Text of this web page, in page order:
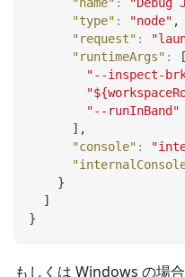
"name" : "Debug
"type" : "node" ,
"request" :
"runtimeArgs" :
[
"--inspect-
"--runInBand"
] ,
"console" :
}
]
}
もしくは Windows の場